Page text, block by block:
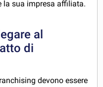
sua impresa affiliata.
al
di
devono essere